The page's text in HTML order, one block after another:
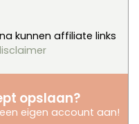
kunnen affiliate links
disclaimer
opslaan?
eigen account aan!